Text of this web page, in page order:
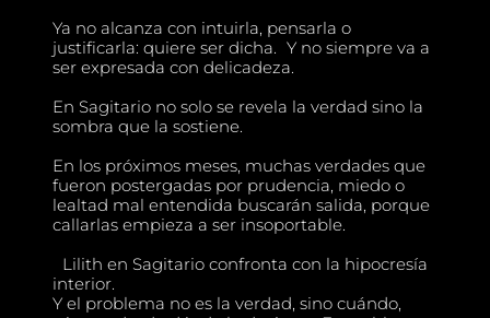
Ya no alcanza con intuirla, pensarla o
justificarla: quiere ser dicha. Y no siempre va a
ser expresada con delicadeza.
En Sagitario no solo se revela la verdad sino la
sombra que la sostiene.
En los próximos meses, muchas verdades que
fueron postergadas por prudencia, miedo o
lealtad mal entendida buscarán salida, porque
callarlas empieza a ser insoportable.
Lilith en Sagitario confronta con la hipocresía
interior.
Y el problema no es la verdad, sino cuándo,